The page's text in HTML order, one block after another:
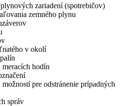
zariadení (spotrebičov)
zemného plynu
v okolí
hodín
pre odstránenie prípadných
správ